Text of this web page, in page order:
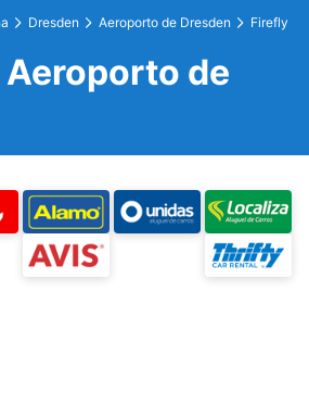
Dresden Aeroporto de Dresden Firefly
de